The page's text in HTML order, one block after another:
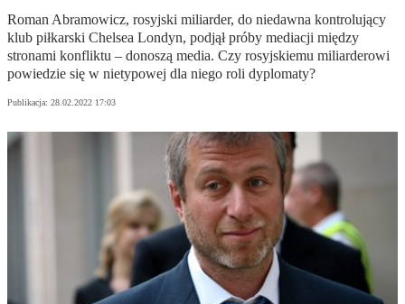
Roman Abramowicz, rosyjski miliarder, do niedawna kontrolujący
klub piłkarski Chelsea Londyn, podjął próby mediacji między
stronami konfliktu – donoszą media. Czy rosyjskiemu miliarderowi
powiedzie się w nietypowej dla niego roli dyplomaty?
Publikacja: 28.02.2022 17:03